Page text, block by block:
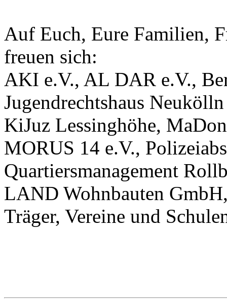
Auf Euch, Eure Familien,
freuen sich:
AKI e.V., AL DAR e.V.,
Jugendrechtshaus
KiJuz Lessinghöhe,
MORUS 14 e.V.,
Quartiersmanagement
LAND Wohnbauten
Träger, Vereine und